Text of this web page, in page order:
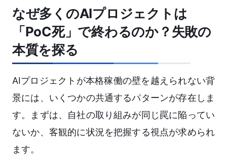
なぜ多くのAIプロジェクトは
「PoC死」で終わるのか？失敗の
本質を探る
AIプロジェクトが本格稼働の壁を越えられない背
景には、いくつかの共通するパターンが存在しま
す。まずは、自社の取り組みが同じ罠に陥ってい
ないか、客観的に状況を把握する視点が求められ
ます。